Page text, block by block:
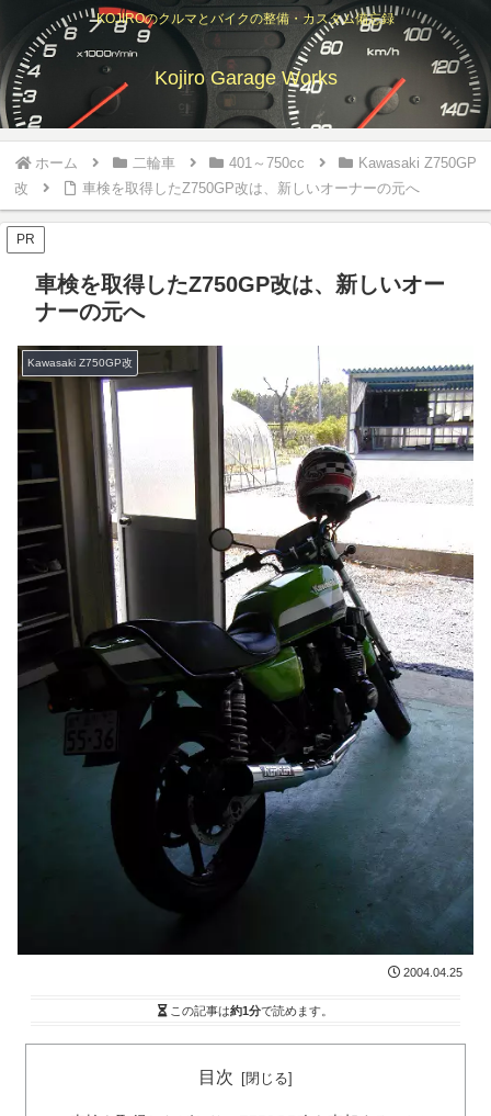
KOJIROのクルマとバイクの整備・カスタム備忘録
Kojiro Garage Works
ホーム 二輪車 401～750cc
Kawasaki Z750GP
改
車検を取得したZ750GP改は、新しいオーナーの元へ
PR
車検を取得したZ750GP改は、新しいオー
ナーの元へ
Kawasaki Z750GP改
2004.04.25
この記事は約1分で読めます。
目次